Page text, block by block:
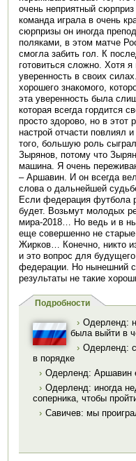
очень неприятный
команда играла в очень
сюрпризы он иногда
поляками, в этом матче
смогла забить гол. К
готовиться сложно. Хотя
уверенность в своих
хорошего знакомого,
эта уверенность была
которая всегда гордится
просто здорово, но в
настрой отчасти повлиял
того, большую роль
Зырянов, потому что
машина. Я очень
– Аршавин. И он всегда
слова о дальнейшей
Если федерация футбола
будет. Возьмут молодых
мира-2018… Но ведь и в
еще совершенно не
Жирков… Конечно, никто
и это вопрос для
федерации. Но нынешний
результаты не такие
Подробности
› Одерленд:
была выйти в
› Одерленд:
в порядке
› Одерленд: Аршавин
› Одерленд: иногда
соперника, чтобы
› Савичев: мы